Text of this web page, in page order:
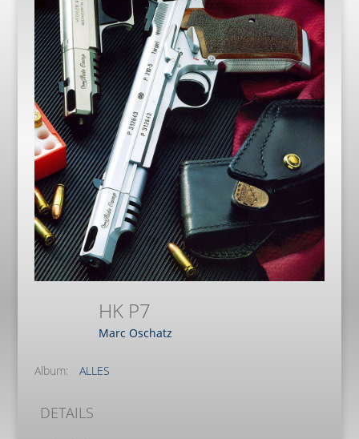
HK P7
Marc Oschatz
Album: ALLES
DETAILS